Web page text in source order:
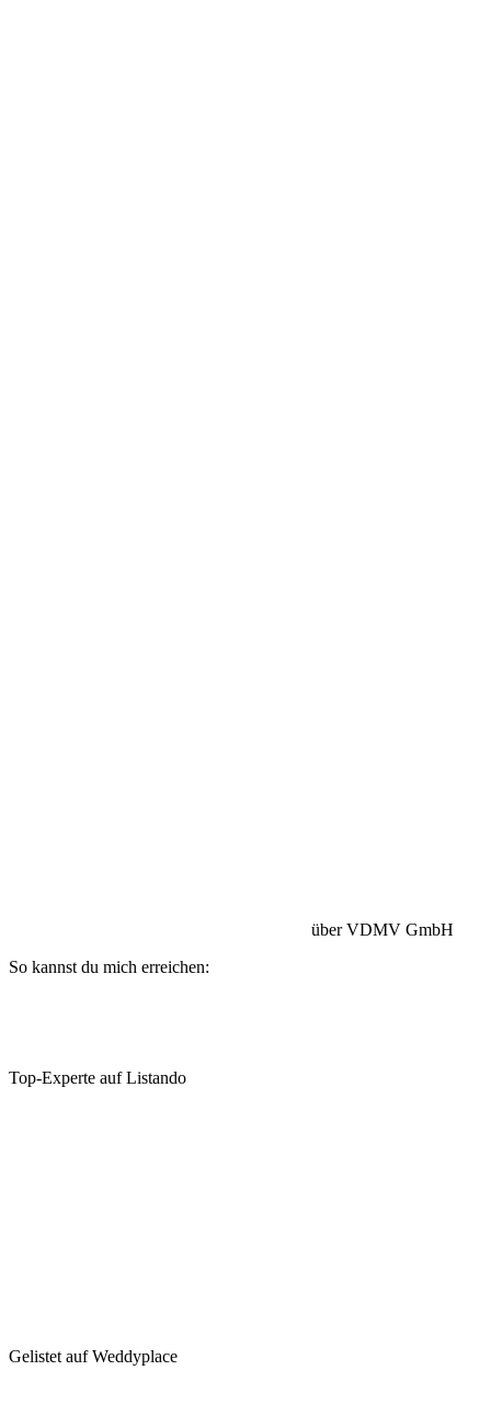
über VDMV GmbH
So kannst du mich erreichen:
Top-Experte auf Listando
Gelistet auf Weddyplace